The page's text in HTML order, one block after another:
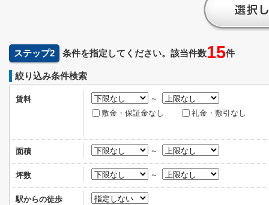
ステップ2 条件を指定してください。該当件数15件
絞り込み条件検索
賃料
～
敷金・保証金なし
礼金・敷引なし
面積 ～
坪数 ～
駅からの徒歩